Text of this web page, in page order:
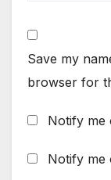
Save my
browser for
Notify me
Notify me